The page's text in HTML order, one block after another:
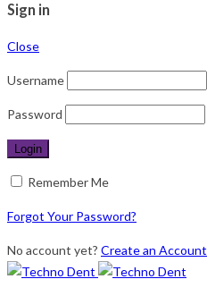
Sign in
Close
Username
Password
Remember Me
Forgot Your Password?
No account yet? Create an Account